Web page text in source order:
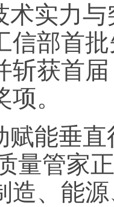
术实力
信部首
斩获首
。
赋能垂
量管家
造、能